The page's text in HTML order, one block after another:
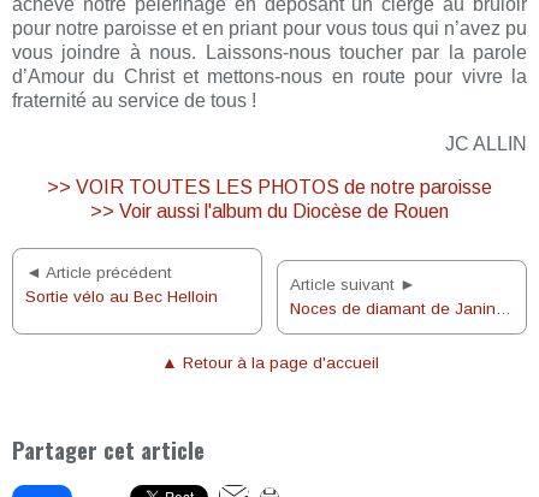
achevé notre pèlerinage en déposant un cierge au brûloir
pour notre paroisse et en priant pour vous tous qui n’avez pu
vous joindre à nous. Laissons-nous toucher par la parole
d’Amour du Christ et mettons-nous en route pour vivre la
fraternité au service de tous !
JC ALLIN
>> VOIR TOUTES LES PHOTOS de notre paroisse
>> Voir aussi l'album du Diocèse de Rouen
◄ Article précédent
Sortie vélo au Bec Helloin
Article suivant ►
Noces de diamant de Janine et Pierre Latrobe
▲ Retour à la page d'accueil
Partager cet article